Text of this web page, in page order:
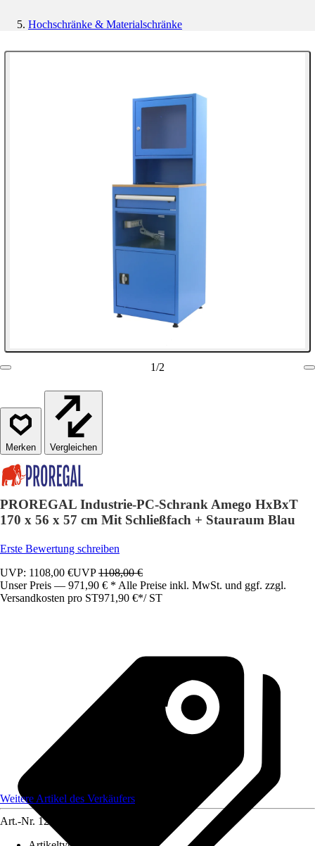
Hochschränke & Materialschränke
1/2
Vergleichen
PROREGAL Industrie-PC-Schrank Amego HxBxT
170 x 56 x 57 cm Mit Schließfach + Stauraum Blau
Erste Bewertung schreiben
UVP: 1108,00 €UVP1108,00 €
Unser Preis — 971,90 € * Alle Preise inkl. MwSt. und ggf. zzgl.
Versandkosten pro ST971,90 €*/ ST
Weitere Artikel des Verkäufers
Art.-Nr. 12583425